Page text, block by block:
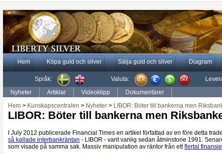
Hem Köpa guld och silver Sälja guld och silver Diagram
Språk: Valuta:
Nyheter
Artiklar Videoklipp
Dokumentärer
Hem > Kunskapscentralen > Nyheter > LIBOR: Böter till bankerna men
LIBOR: Böter till bankerna men
I July 2012 publicerade Financial Times en artikel författad av en före detta
så kallade interbankräntan - LIBOR - varit vanlig sedan åtminstone 1991.
som visade på samma sak. Massiv manipulation av räntor från ettflertal